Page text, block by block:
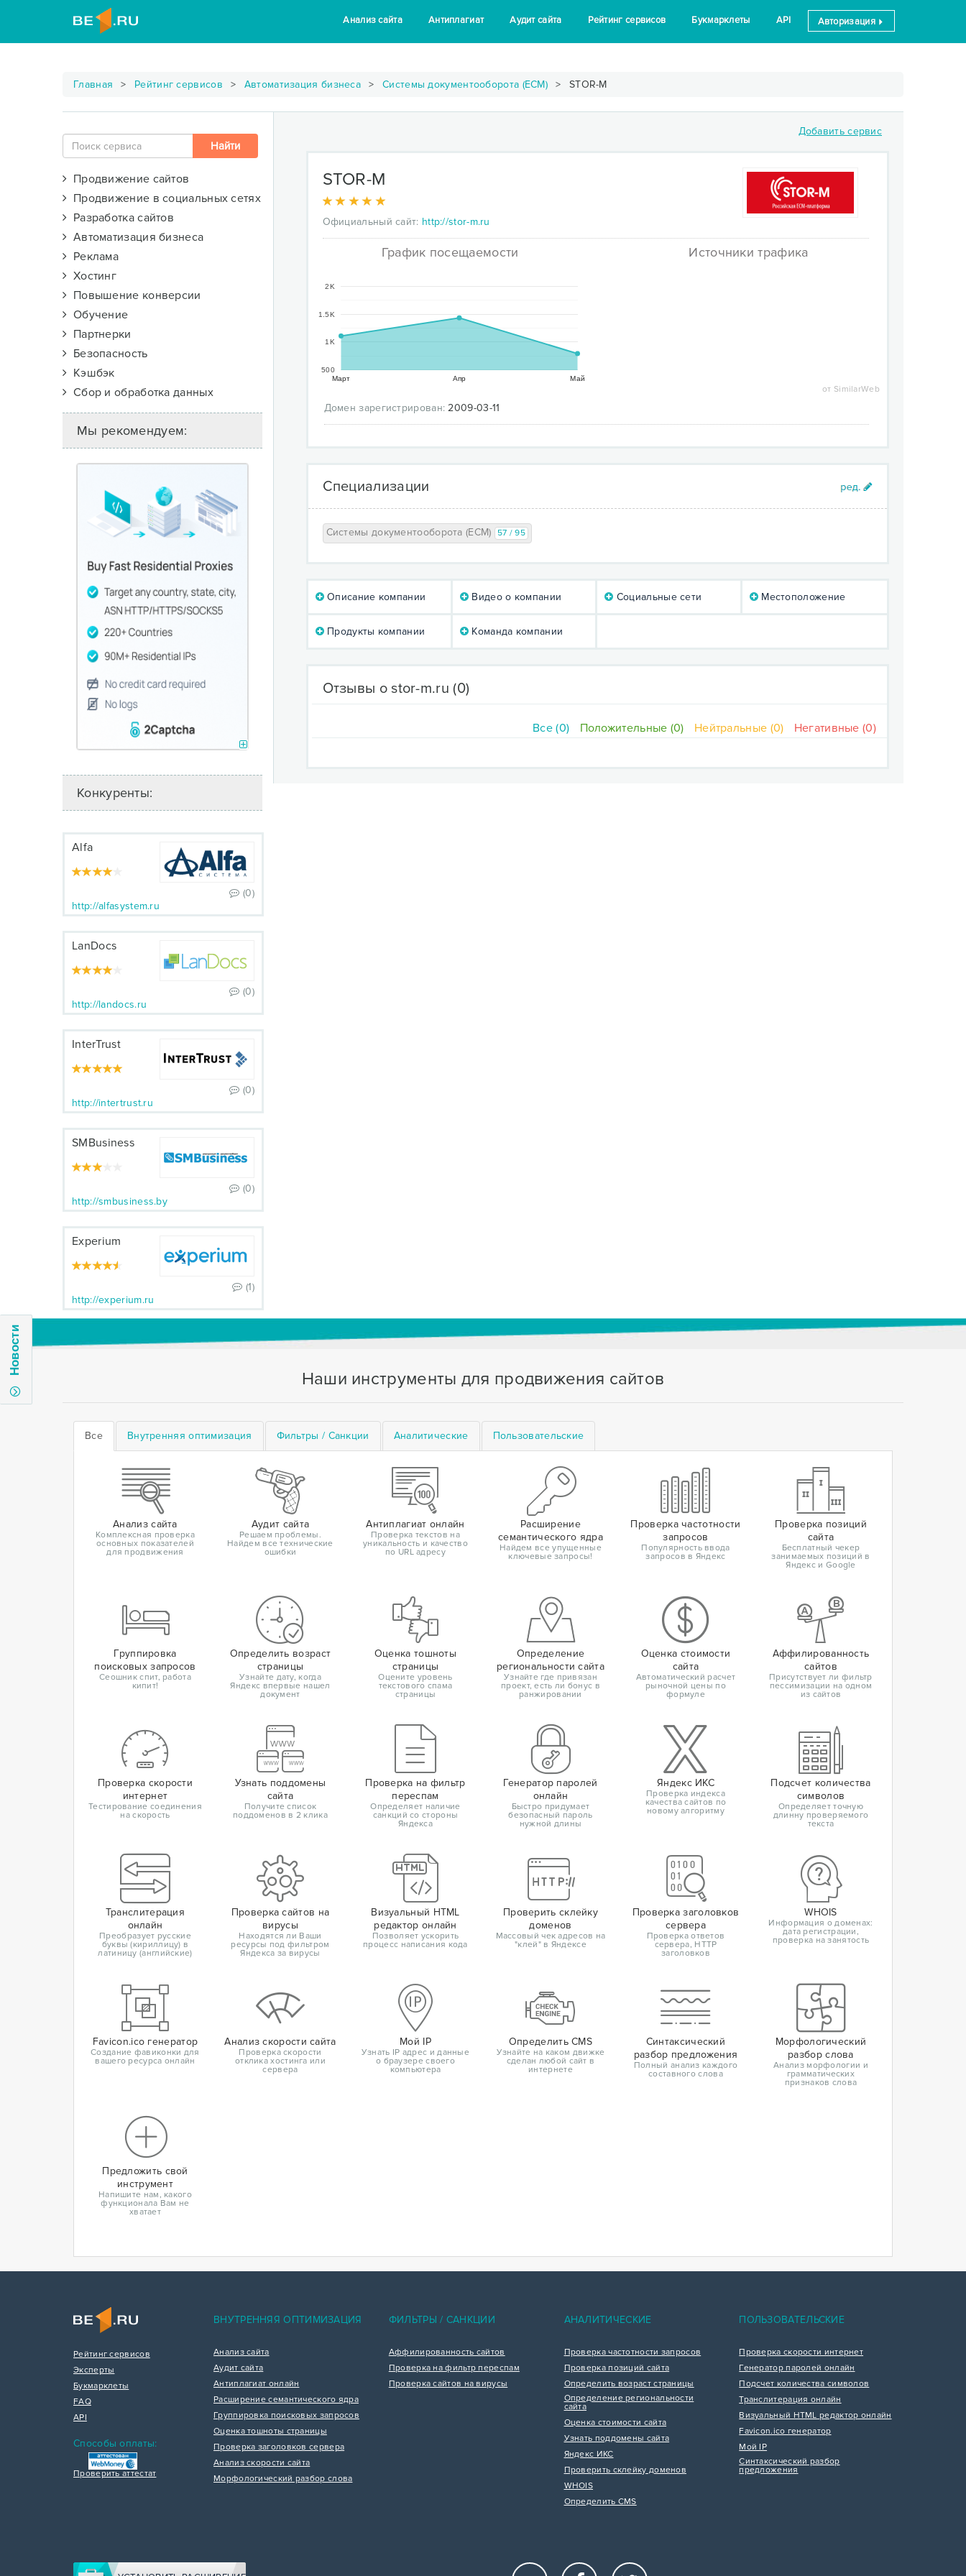
Анализ сайта Антиплагиат Аудит сайта Рейтинг сервисов Букмарклеты API Авторизация
Новости
Главная Рейтинг сервисов Автоматизация бизнеса Системы документооборота (ECM) STOR-M
Продвижение сайтов
Продвижение в социальных сетях
Разработка сайтов
Автоматизация бизнеса
Реклама
Хостинг
Повышение конверсии
Обучение
Партнерки
Безопасность
Кэшбэк
Сбор и обработка данных
Мы рекомендуем:
Конкуренты:
Alfa
(0)
http://alfasystem.ru
LanDocs
(0)
http://landocs.ru
InterTrust
(0)
http://intertrust.ru
SMBusiness
(0)
http://smbusiness.by
Experium
(1)
http://experium.ru
Добавить сервис
STOR-M
Официальный сайт: http://stor-m.ru
График посещаемости
Март Апр Май
500
1K
1.5K
2K
Источники трафика
от SimilarWeb
Домен зарегистрирован: 2009-03-11
Специализации
Системы документооборота (ECM) 57 / 95
Описание компании Видео о компании Социальные сети Местоположение
Продукты компании Команда компании
Отзывы о stor-m.ru (0)
Все (0) Положительные (0) Нейтральные (0) Негативные (0)
Наши инструменты для продвижения сайтов
Все Внутренняя оптимизация Фильтры / Санкции Аналитические Пользовательские
Анализ сайта
Комплексная проверка
основных показателей
для продвижения
Аудит сайта
Решаем проблемы.
Найдем все технические
ошибки
Антиплагиат онлайн
Проверка текстов на
уникальность и качество
по URL адресу
Расширение
семантического ядра
Найдем все упущенные
ключевые запросы!
Проверка частотности
запросов
Популярность ввода
запросов в Яндекс
Проверка позиций
сайта
Бесплатный чекер
занимаемых позиций в
Яндекс и Google
Группировка
поисковых запросов
Сеошник спит, работа
кипит!
Определить возраст
страницы
Узнайте дату, когда
Яндекс впервые нашел
документ
Оценка тошноты
страницы
Оцените уровень
текстового спама
страницы
Определение
региональности сайта
Узнайте где привязан
проект, есть ли бонус в
ранжировании
Оценка стоимости
сайта
Автоматический расчет
рыночной цены по
формуле
Аффилированность
сайтов
Присутствует ли фильтр
пессимизации на одном
из сайтов
Проверка скорости
интернет
Тестирование соединения
на скорость
Узнать поддомены
сайта
Получите список
поддоменов в 2 клика
Проверка на фильтр
переспам
Определяет наличие
санкций со стороны
Яндекса
Генератор паролей
онлайн
Быстро придумает
безопасный пароль
нужной длины
Яндекс ИКС
Проверка индекса
качества сайтов по
новому алгоритму
Подсчет количества
символов
Определяет точную
длинну проверяемого
текста
Транслитерация
онлайн
Преобразует русские
буквы (кириллицу) в
латиницу (английские)
Проверка сайтов на
вирусы
Находятся ли Ваши
ресурсы под фильтром
Яндекса за вирусы
Визуальный HTML
редактор онлайн
Позволяет ускорить
процесс написания кода
Проверить склейку
доменов
Массовый чек адресов на
"клей" в Яндексе
Проверка заголовков
сервера
Проверка ответов
сервера, HTTP
заголовков
WHOIS
Информация о доменах:
дата регистрации,
проверка на занятость
Favicon.ico генератор
Создание фавиконки для
вашего ресурса онлайн
Анализ скорости сайта
Проверка скорости
отклика хостинга или
сервера
Мой IP
Узнать IP адрес и данные
о браузере своего
компьютера
Определить CMS
Узнайте на каком движке
сделан любой сайт в
интернете
Синтаксический
разбор предложения
Полный анализ каждого
составного слова
Морфологический
разбор слова
Анализ морфологии и
грамматических
признаков слова
Предложить свой
инструмент
Напишите нам, какого
функционала Вам не
хватает
Рейтинг сервисов
Эксперты
Букмарклеты
FAQ
API
Способы оплаты:
Проверить аттестат
ВНУТРЕННЯЯ ОПТИМИЗАЦИЯ
Анализ сайта
Аудит сайта
Антиплагиат онлайн
Расширение семантического ядра
Группировка поисковых запросов
Оценка тошноты страницы
Проверка заголовков сервера
Анализ скорости сайта
Морфологический разбор слова
ФИЛЬТРЫ / САНКЦИИ
Аффилированность сайтов
Проверка на фильтр переспам
Проверка сайтов на вирусы
АНАЛИТИЧЕСКИЕ
Проверка частотности запросов
Проверка позиций сайта
Определить возраст страницы
Определение региональности
сайта
Оценка стоимости сайта
Узнать поддомены сайта
Яндекс ИКС
Проверить склейку доменов
WHOIS
Определить CMS
ПОЛЬЗОВАТЕЛЬСКИЕ
Проверка скорости интернет
Генератор паролей онлайн
Подсчет количества символов
Транслитерация онлайн
Визуальный HTML редактор онлайн
Favicon.ico генератор
Мой IP
Синтаксический разбор
предложения